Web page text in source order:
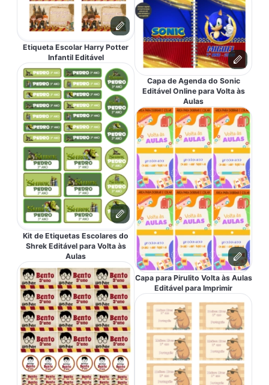
Etiqueta Escolar Harry Potter
Infantil Editável
Kit de Etiquetas Escolares do
Shrek Editável para Volta às
Aulas
Capa de Agenda do Sonic
Editável Online para Volta às
Aulas
Capa para Pirulito Volta às Aulas
Editável para Imprimir